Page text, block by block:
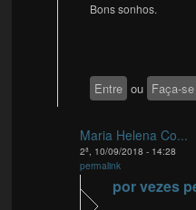
Bons sonhos.
Entre ou Faça-
Maria Helena Co...
2ª, 10/09/2018 - 14:28
permalink
por vezes